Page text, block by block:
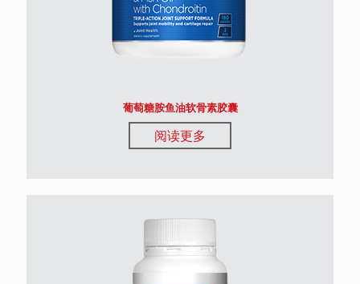
葡萄糖胺鱼油软骨素胶囊
阅读更多